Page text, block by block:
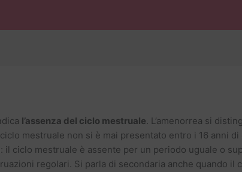
l’assenza del ciclo mestruale. L’amenorrea si
mestruale non si è mai presentato entro i 16 anni
: il ciclo mestruale è assente per un periodo uguale o
regolari. Si parla di secondaria anche quando